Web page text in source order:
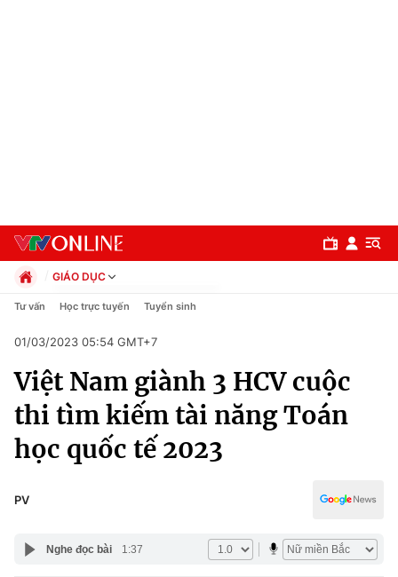
Chuyên mục
Chính trị
Xã hội
Pháp luật
Y tế
GIÁO DỤC
Chính trị
Pháp luật
Kinh tế
Thể thao
Truyền hình
Văn hóa - Giải trí
Y tế
Tư vấn Học trực tuyến Tuyển sinh
01/03/2023 05:54 GMT+7
Việt Nam giành 3 HCV cuộc
thi tìm kiếm tài năng Toán
học quốc tế 2023
PV
Nghe đọc bài 1:37